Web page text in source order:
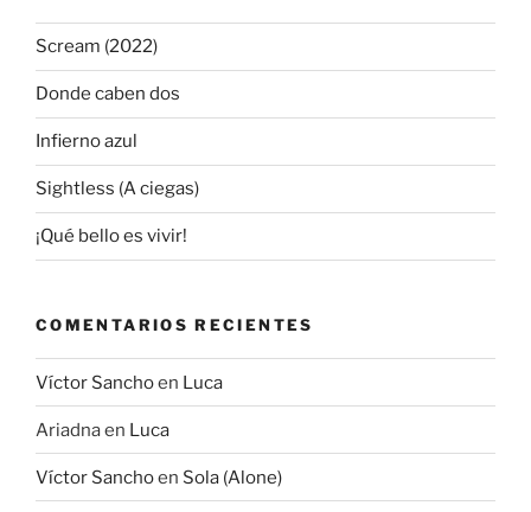
Scream (2022)
Donde caben dos
Infierno azul
Sightless (A ciegas)
¡Qué bello es vivir!
COMENTARIOS RECIENTES
Víctor Sanchoen Luca
Ariadnaen Luca
Víctor Sanchoen Sola (Alone)